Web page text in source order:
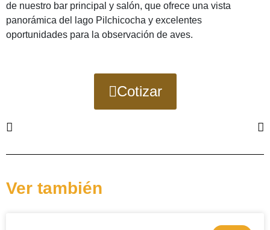
de nuestro bar principal y salón, que ofrece una vista
panorámica del lago Pilchicocha y excelentes
oportunidades para la observación de aves.
Cotizar
Ver también